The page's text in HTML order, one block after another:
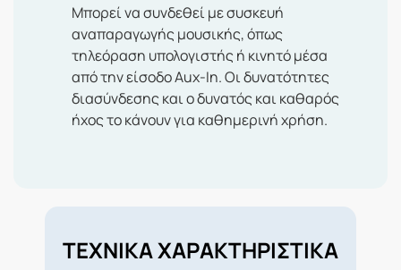
Μπορεί να συνδεθεί με συσκευή
αναπαραγωγής μουσικής, όπως
τηλεόραση υπολογιστής ή κινητό μέσα
από την είσοδο Aux-In. Οι δυνατότητες
διασύνδεσης και ο δυνατός και καθαρός
ήχος το κάνουν για καθημερινή χρήση.
ΤΕΧΝΙΚΑ ΧΑΡΑΚΤΗΡΙΣΤΙΚΑ